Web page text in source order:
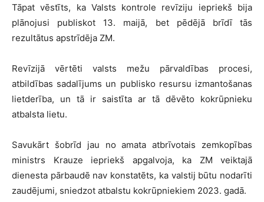
Tāpat vēstīts, ka Valsts kontrole revīziju iepriekš bija
plānojusi publiskot 13. maijā, bet pēdējā brīdī tās
rezultātus apstrīdēja ZM.
Revīzijā vērtēti valsts mežu pārvaldības procesi,
atbildības sadalījums un publisko resursu izmantošanas
lietderība, un tā ir saistīta ar tā dēvēto kokrūpnieku
atbalsta lietu.
Savukārt šobrīd jau no amata atbrīvotais zemkopības
ministrs Krauze iepriekš apgalvoja, ka ZM veiktajā
dienesta pārbaudē nav konstatēts, ka valstij būtu nodarīti
zaudējumi, sniedzot atbalstu kokrūpniekiem 2023. gadā.